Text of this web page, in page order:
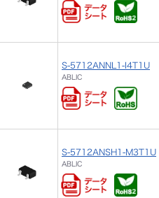
S-5712ANNL1-I4T1U
ABLIC
S-5712ANSH1-M3T1U
ABLIC